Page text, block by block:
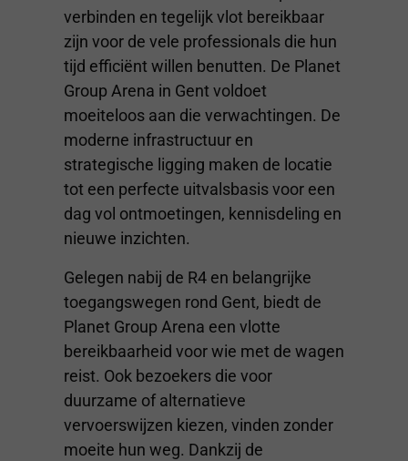
verbinden en tegelijk vlot bereikbaar
zijn voor de vele professionals die hun
tijd efficiënt willen benutten. De Planet
Group Arena in Gent voldoet
moeiteloos aan die verwachtingen. De
moderne infrastructuur en
strategische ligging maken de locatie
tot een perfecte uitvalsbasis voor een
dag vol ontmoetingen, kennisdeling en
nieuwe inzichten.
Gelegen nabij de R4 en belangrijke
toegangswegen rond Gent, biedt de
Planet Group Arena een vlotte
bereikbaarheid voor wie met de wagen
reist. Ook bezoekers die voor
duurzame of alternatieve
vervoerswijzen kiezen, vinden zonder
moeite hun weg. Dankzij de